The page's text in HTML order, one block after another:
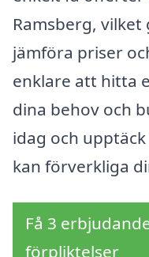
Ramsberg,
jämföra priser
enklare att hitta
dina behov och
idag och
kan förverkliga
Få 3
förpliktelser